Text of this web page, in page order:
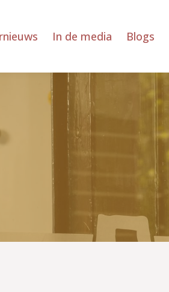
In de media Blogs